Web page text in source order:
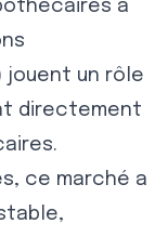
à
jouent un rôle
directement
ce marché a